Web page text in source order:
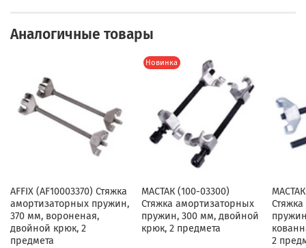
Аналогичные товары
AFFIX (AF10003370) Стяжка
амортизаторных пружин,
370 мм, вороненая,
двойной крюк, 2
предмета
Новинка
МАСТАК (100-03300)
Стяжка амортизаторных
пружин, 300 мм, двойной
крюк, 2 предмета
2